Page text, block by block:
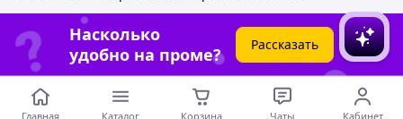
Насколько
удобно на проме?
Рассказать
Главная Каталог Корзина Чаты Кабинет